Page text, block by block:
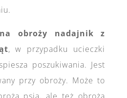
obroży nadajnik z
, w przypadku ucieczki
poszukiwania. Jest
przy obroży. Może to